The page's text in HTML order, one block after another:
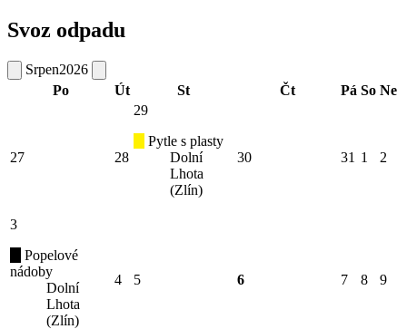
Svoz odpadu
Srpen2026
Po
Út St Čt Pá So Ne
27 28
29
Pytle s plasty
Dolní
Lhota
(Zlín)
30 31 1 2
3
Popelové
nádoby
Dolní
Lhota
(Zlín)
4 5 6 7 8 9